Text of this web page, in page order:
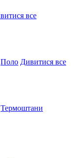
все
Поло Дивитися все
Термоштани